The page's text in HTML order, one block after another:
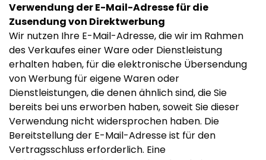
Verwendung der E-Mail-Adresse für die
Zusendung von Direktwerbung
Wir nutzen Ihre E-Mail-Adresse, die wir im Rahmen
des Verkaufes einer Ware oder Dienstleistung
erhalten haben, für die elektronische Übersendung
von Werbung für eigene Waren oder
Dienstleistungen, die denen ähnlich sind, die Sie
bereits bei uns erworben haben, soweit Sie dieser
Verwendung nicht widersprochen haben. Die
Bereitstellung der E-Mail-Adresse ist für den
Vertragsschluss erforderlich. Eine